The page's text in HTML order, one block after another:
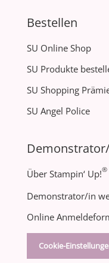
Bestellen
SU Online Shop
SU Produkte
SU Shopping
SU Angel Police
Über Stampin‘ Up!®
Demonstrator/in
Online
Cookie-